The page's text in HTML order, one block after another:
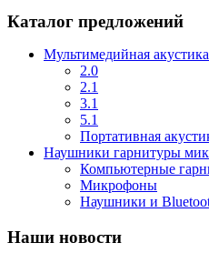
Каталог предложений
Мультимедийная акустика
2.0
2.1
3.1
5.1
Портативная
Наушники гарнитуры
Компьютерные
Микрофоны
Наушники и
Наши новости